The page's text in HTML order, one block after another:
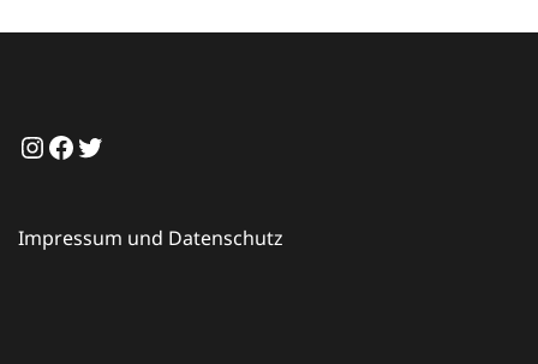
Instagram
Facebook
Twitter
Impressum und Datenschutz